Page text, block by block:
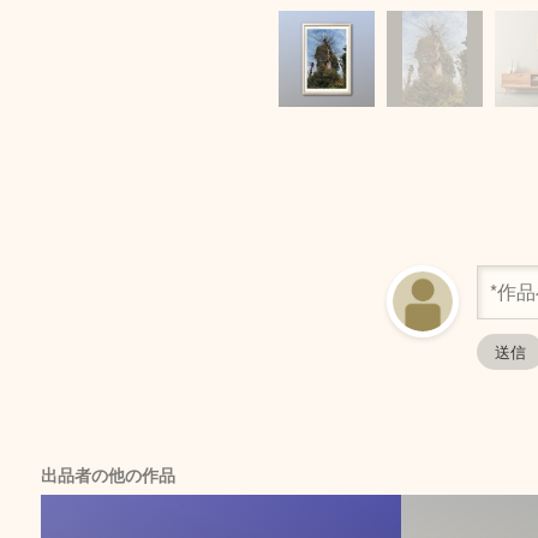
出品者の他の作品